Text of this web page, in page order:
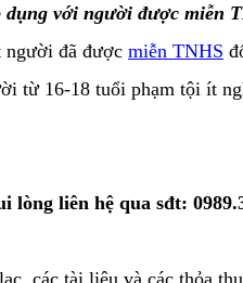
dụng với người được miễn
người đã được miễn TNHS
từ 16-18 tuổi phạm tội ít
lòng liên hệ qua sđt:
các tài liệu và các thỏa